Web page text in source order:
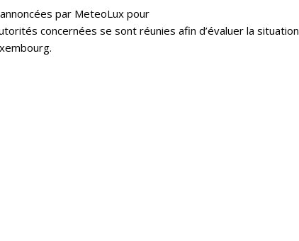
par MeteoLux pour
concernées se sont réunies afin d’évaluer la situation